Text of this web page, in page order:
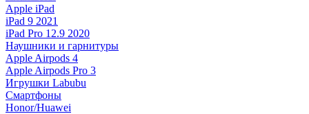
Apple iPad
iPad 9 2021
iPad Pro 12.9 2020
Наушники и гарнитуры
Apple Airpods 4
Apple Airpods Pro 3
Игрушки Labubu
Смартфоны
Honor/Huawei